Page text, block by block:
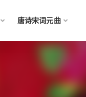
唐诗宋词元曲